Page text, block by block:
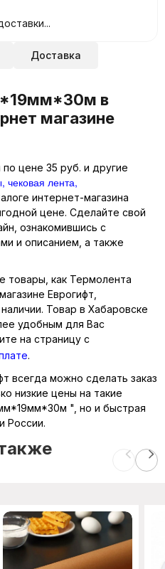
Доставка
в
магазине
цене 35 руб. и другие
чековая лента,
интернет-магазина
цене. Сделайте свой
ознакомившись с
и описанием, а также
товары, как Термолента
Еврогифт,
Товар в Хабаровске
удобным для Вас
на страницу с
.
всегда можно сделать заказ
низкие цены на такие
", но и быстрая
России.